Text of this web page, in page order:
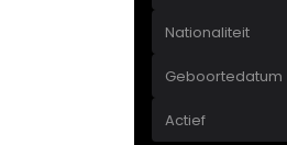
Nationaliteit
Geboortedatum
Actief